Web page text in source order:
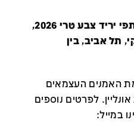
קטלוג זה מציג את כל משתתפי יריד צבע טרי 2026,
תל אביב, בין
האמנים העצמאים
. לפרטים נוספים
במייל: